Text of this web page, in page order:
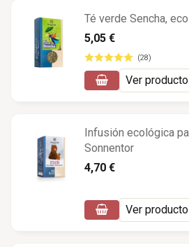
Té verde Sencha,
5,05 €
(28)
Ver producto
Infusión ecológica
Sonnentor
4,70 €
Ver producto